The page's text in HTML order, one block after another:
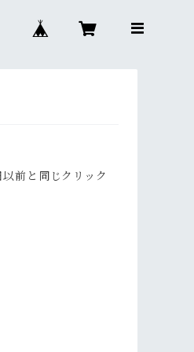
前と同じクリック